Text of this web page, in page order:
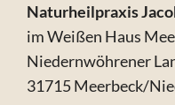
Naturheilpraxis
im Weißen Haus
Niedernwöhrener
31715 Meerbeck/